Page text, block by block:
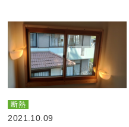
断熱
2021.10.09